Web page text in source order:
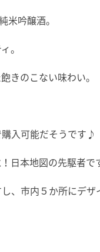
米吟醸酒。
。
きのこない味わい。
入可能だそうです♪
日本地図の先駆者で
、市内５か所にデザ